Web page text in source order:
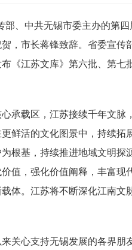
中共无锡市委主办的第四
，市长蒋锋致辞。省委宣
《江苏文库》第六批、第
载区，江苏接续千年文脉
鲜活的文化图景中，持续
根基，持续推进地域文明
值，强化价值阐释，丰富
体。江苏将不断深化江南
心支持无锡发展的各界朋